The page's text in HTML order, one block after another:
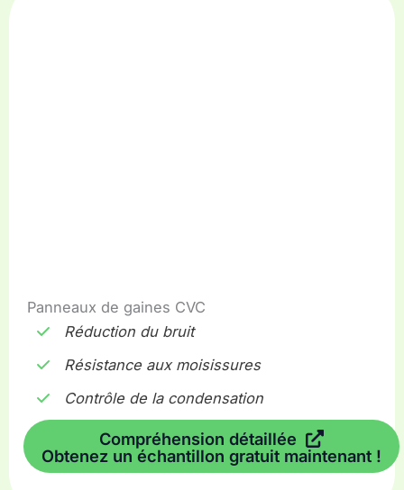
Panneaux de gaines CVC
Réduction du bruit
Résistance aux moisissures
Contrôle de la condensation
Compréhension détaillée
Obtenez un échantillon gratuit maintenant !